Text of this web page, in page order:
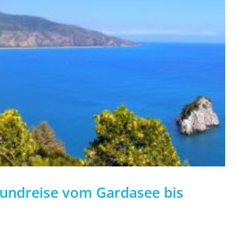
vom Gardasee bis